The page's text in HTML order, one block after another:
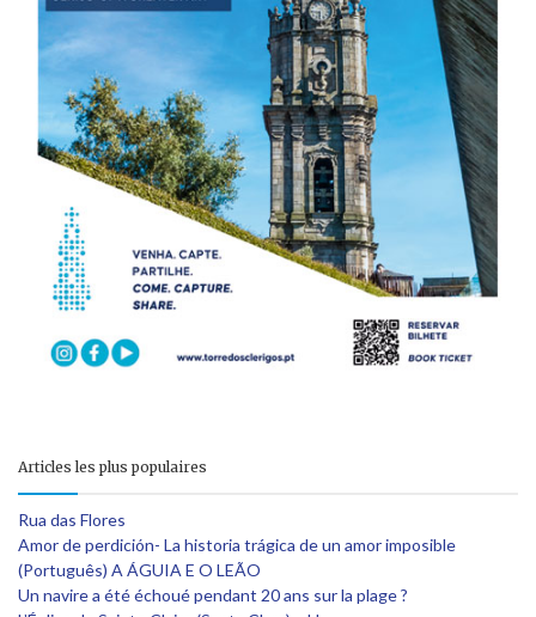
Articles les plus populaires
Rua das Flores
Amor de perdición- La historia trágica de un amor imposible
(Português) A ÁGUIA E O LEÃO
Un navire a été échoué pendant 20 ans sur la plage ?